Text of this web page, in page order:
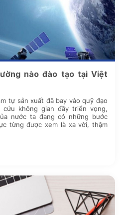
nào đào tạo tại Việt
tự sản xuất đã bay vào quỹ đạo
không gian đầy triển vọng,
nước ta đang có những bước
từng được xem là xa vời, thậm